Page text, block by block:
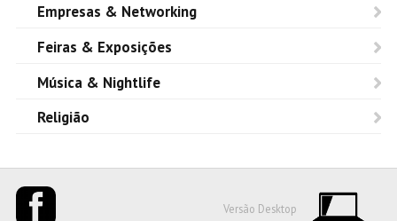
Empresas & Networking
Feiras & Exposições
Música & Nightlife
Religião
Versão Desktop